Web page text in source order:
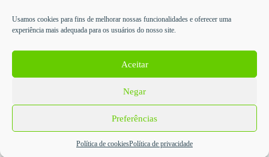
Usamos cookies para fins de melhorar nossas funcionalidades e oferecer uma
experiência mais adequada para os usuários do nosso site.
Aceitar
Negar
Preferências
Política de cookiesPolítica de privacidade
Contato
Cadastrar no Informativo da CDR
Política de Proteção de Dados Pessoais e Privacidade da
Coalizão Direitos na Rede
- Desenvolvido em Wordpress pelaCooperativa